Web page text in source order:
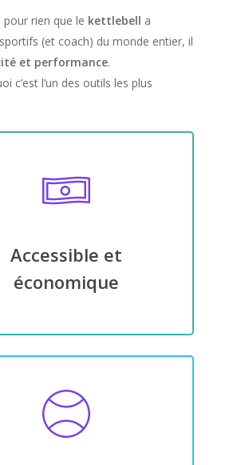
pour rien que le kettlebell a
(et coach) du monde entier, il
et performance.
c’est l’un des outils les plus
Accessible et
économique